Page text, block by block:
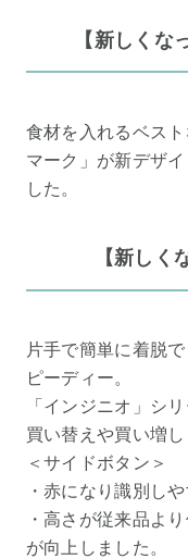
【新しくな
食材を入れるベス
マーク」が新デザ
した。
【新しく
片手で簡単に着脱
ピーディー。
「インジニオ」シ
買い替えや買い増し
＜サイドボタン＞
・赤になり識別し
・高さが従来品よ
が向上しました。